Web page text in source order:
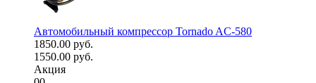
Автомобильный компрессор Tornado AC-580
1850.00 руб.
1550.00 руб.
Акция